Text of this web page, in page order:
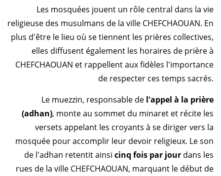
Les mosquées jouent un rôle central dans la vie
religieuse des musulmans de la ville CHEFCHAOUAN. En
plus d'être le lieu où se tiennent les prières collectives,
elles diffusent également les horaires de prière à
CHEFCHAOUAN et rappellent aux fidèles l'importance
de respecter ces temps sacrés.
Le muezzin, responsable de l'appel à la prière
(adhan), monte au sommet du minaret et récite les
versets appelant les croyants à se diriger vers la
mosquée pour accomplir leur devoir religieux. Le son
de l'adhan retentit ainsi cinq fois par jour dans les
rues de la ville CHEFCHAOUAN, marquant le début de